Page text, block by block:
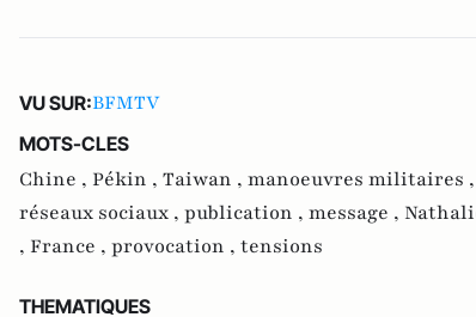
VU SUR:BFMTV
MOTS-CLES
Chine , Pékin , Taiwan , manoeuvres militaires ,
réseaux sociaux , publication , message ,
, France , provocation , tensions
THEMATIQUES